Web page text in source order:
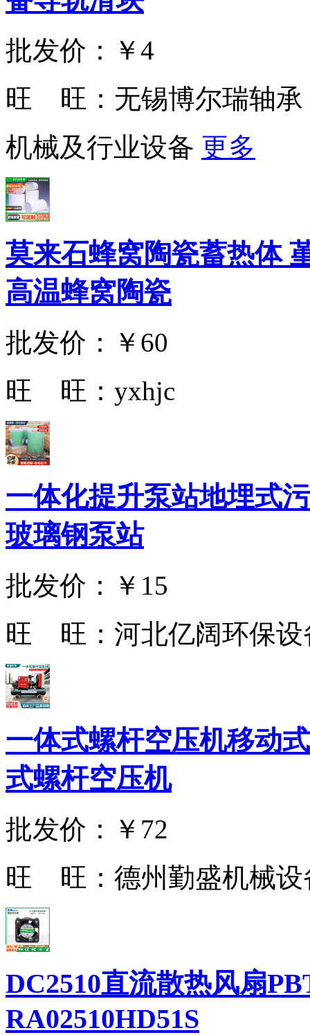
批发价：
￥4
旺 旺： 无锡博尔瑞轴承
机械及行业设备 更多
莫来石蜂窝陶瓷蓄热体
高温蜂窝陶瓷
批发价：
￥60
旺 旺： yxhjc
一体化提升泵站地埋式
玻璃钢泵站
批发价：
￥15
旺 旺： 河北亿阔环保
一体式螺杆空压机移动
式螺杆空压机
批发价：
￥72
旺 旺： 德州勤盛机械
DC2510直流散热风扇
RA02510HD51S